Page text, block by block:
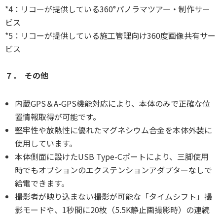
*4：リコーが提供している360°パノラマツアー・制作サー
ビス
*5：リコーが提供している施工管理向け360度画像共有サー
ビス
７． その他
内蔵GPS＆A-GPS機能対応により、本体のみで正確な位
置情報取得が可能です。
堅牢性や放熱性に優れたマグネシウム合金を本体外装に
使用しています。
本体側面に設けたUSB Type-Cポートにより、三脚使用
時でもオプションのエクステンションアダプターなしで
給電できます。
撮影者が映り込まない撮影が可能な「タイムシフト」撮
影モードや、1秒間に20枚（5.5K静止画撮影時）の連続